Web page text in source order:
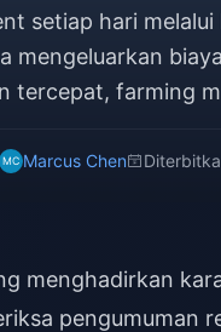
setiap hari
mengeluarkan
tercepat, farming
Marcus Chen
menghadirkan
pengumuman